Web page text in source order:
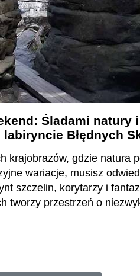
Śladami natury
Błędnych
krajobrazów, gdzie natura
wariacje, musisz
szczelin, korytarzy i
tworzy przestrzeń o